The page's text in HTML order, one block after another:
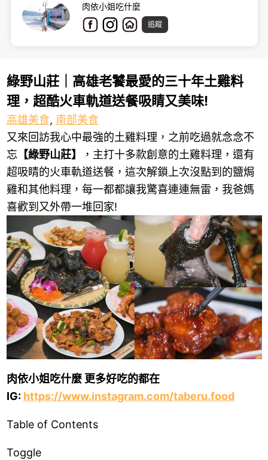
肉依小姐吃什麼
追蹤
綠野山莊｜高雄老饕最愛的三十年土雞料
理，超酷火車軌道送餐吸睛又美味!
高雄美食, 南部美食
又來回訪我心中最強的土雞料理，之前吃過就念念不
忘 【綠野山莊】
，主打十多款創意的土雞料理，還有
超吸睛的火車軌道送餐，這次解鎖上次沒點到的鹽焗
雞和其他料理，每一都都讓我驚喜連連無雷，我爸媽
喜歡到又外帶一堆回家!
肉依小姐吃什麼 更多好吃的都在
IG: https://www.instagram.com/taberu.food
Table of Contents
Toggle